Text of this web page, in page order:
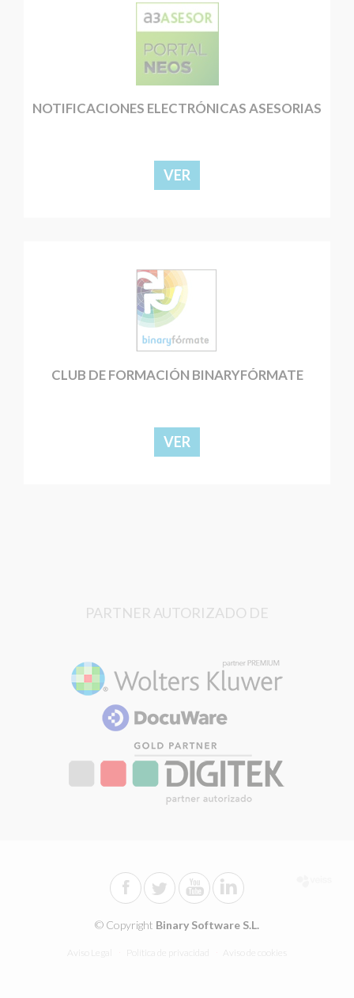
NOTIFICACIONES ELECTRÓNICAS ASESORIAS
VER
CLUB DE FORMACIÓN BINARYFÓRMATE
VER
PARTNER AUTORIZADO DE
© Copyright Binary Software S.L.
Aviso Legal Política de privacidad Aviso de cookies